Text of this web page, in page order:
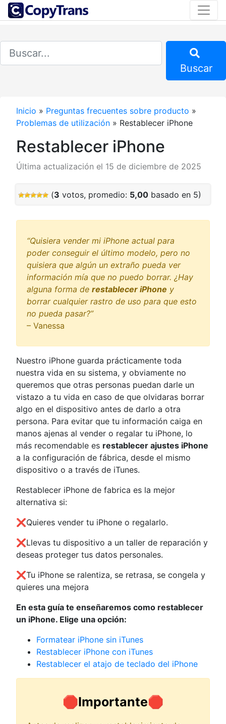
Buscar
Inicio » Preguntas frecuentes sobre producto »
Problemas de utilización » Restablecer iPhone
Restablecer iPhone
Última actualización el 15 de diciembre de 2025
(3 votos, promedio: 5,00basado en 5)
“Quisiera vender mi iPhone actual para
poder conseguir el último modelo, pero no
quisiera que algún un extraño pueda ver
información mía que no puedo borrar. ¿Hay
alguna forma de restablecer iPhone y
borrar cualquier rastro de uso para que esto
no pueda pasar?”
– Vanessa
Nuestro iPhone guarda prácticamente toda
nuestra vida en su sistema, y obviamente no
queremos que otras personas puedan darle un
vistazo a tu vida en caso de que olvidaras borrar
algo en el dispositivo antes de darlo a otra
persona. Para evitar que tu información caiga en
manos ajenas al vender o regalar tu iPhone, lo
más recomendable es restablecer ajustes iPhone
a la configuración de fábrica, desde el mismo
dispositivo o a través de iTunes.
Restablecer iPhone de fabrica es la mejor
alternativa si:
❌Quieres vender tu iPhone o regalarlo.
❌Llevas tu dispositivo a un taller de reparación y
deseas proteger tus datos personales.
❌Tu iPhone se ralentiza, se retrasa, se congela y
quieres una mejora
En esta guía te enseñaremos como restablecer
un iPhone. Elige una opción:
Formatear iPhone sin iTunes
Restablecer iPhone con iTunes
Restablecer el atajo de teclado del iPhone
🛑Importante🛑